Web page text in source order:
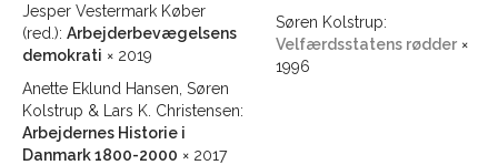
Jesper Vestermark Køber
(red.): Arbejderbevægelsens
demokrati × 2019
Anette Eklund Hansen, Søren
Kolstrup & Lars K. Christensen:
Arbejdernes Historie i
Danmark 1800-2000 × 2017
Søren Kolstrup:
Velfærdsstatens rødder ×
1996